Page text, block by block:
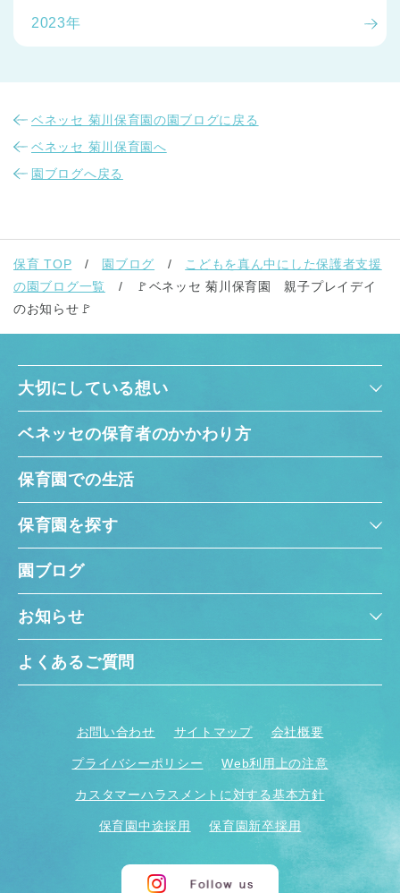
2023年
ベネッセ 菊川保育園の園ブログに戻る
ベネッセ 菊川保育園へ
園ブログへ戻る
保育 TOP 園ブログ
こどもを真ん中にした保護者支援
の園ブログ一覧
🚩ベネッセ 菊川保育園 親子プレイデイ
のお知らせ🚩
大切にしている想い
ベネッセの保育者のかかわり方
保育園での生活
保育園を探す
園ブログ
お知らせ
よくあるご質問
お問い合わせ サイトマップ 会社概要
プライバシーポリシー Web利用上の注意
カスタマーハラスメントに対する基本方針
保育園中途採用 保育園新卒採用